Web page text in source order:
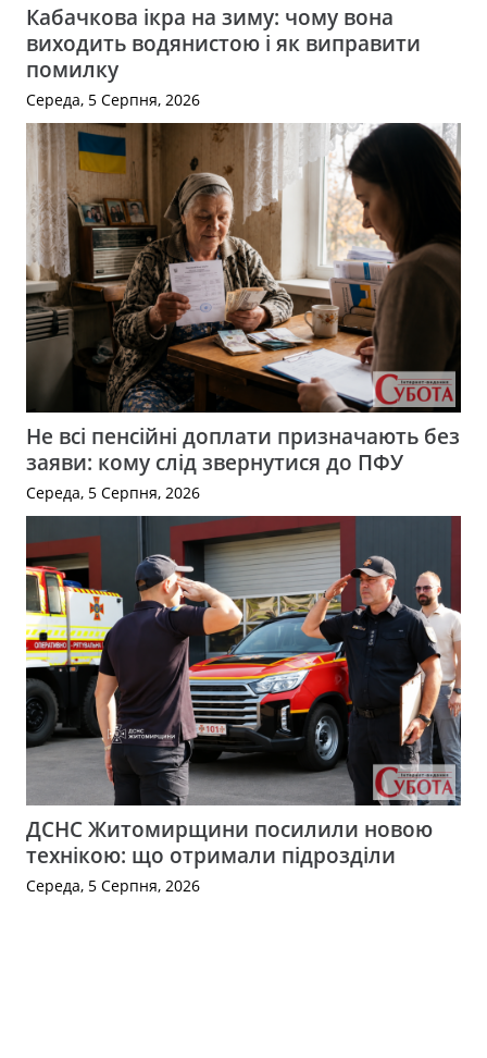
Кабачкова ікра на зиму: чому вона
виходить водянистою і як виправити
помилку
Середа, 5 Серпня, 2026
Не всі пенсійні доплати призначають без
заяви: кому слід звернутися до ПФУ
Середа, 5 Серпня, 2026
ДСНС Житомирщини посилили новою
технікою: що отримали підрозділи
Середа, 5 Серпня, 2026